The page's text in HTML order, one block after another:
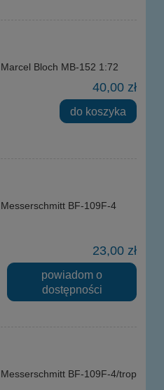
Bloch MB-152 1:72
40,00 zł
do koszyka
BF-109F-4
23,00 zł
powiadom o
dostępności
BF-109F-4/trop